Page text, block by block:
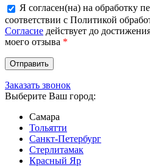
Я согласен(на) на обработку
соответствии с Политикой
Согласие действует до
моего отзыва *
Заказать звонок
Выберите Ваш город:
Самара
Тольятти
Санкт-Петербург
Стерлитамак
Красный Яр